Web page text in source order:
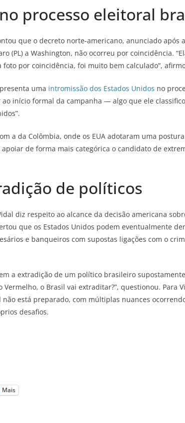
processo eleitoral
que o decreto norte-americano, anunciado após
(PL) a Washington, não ocorreu por coincidência.
foto por coincidência, foi muito bem calculado”,
uma intromissão dos Estados Unidos no
início formal da campanha — algo que ele
a da Colômbia, onde os EUA adotaram uma
de forma mais categórica o candidato de
de políticos
diz respeito ao alcance da decisão americana
que os Estados Unidos podem eventualmente
e banqueiros com supostas ligações com o
a extradição de um político brasileiro
Vermelho, o Brasil vai extraditar?”, questionou. Para
está preparado, com múltiplas nuances
desafios.
Mais